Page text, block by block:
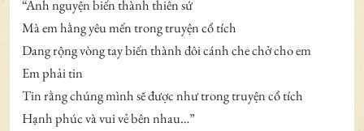
“Anh nguyện biến thành thiên sứ
Mà em hằng yêu mến trong truyện cổ tích
Dang rộng vòng tay biến thành đôi cánh che chở cho em
Em phải tin
Tin rằng chúng mình sẽ được như trong truyện cổ tích
Hạnh phúc và vui vẻ bên nhau…”